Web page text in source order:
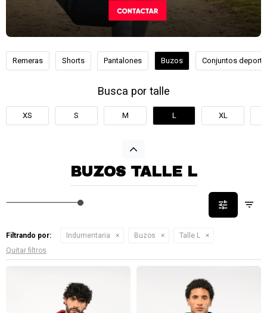
Remeras Shorts Pantalones Buzos Conjuntos
Busca por talle
XS S M L XL
BUZOS TALLE L
Filtrando por: Indumentaria Buzos
Talle L
Quitar filtros